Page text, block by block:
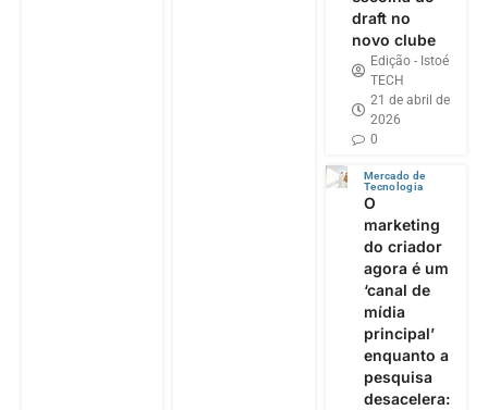
draft no
novo clube
Edição - Istoé
TECH
21 de abril de
2026
0
Mercado de
Tecnologia
O
marketing
do criador
agora é um
‘canal de
mídia
principal’
enquanto a
pesquisa
desacelera: